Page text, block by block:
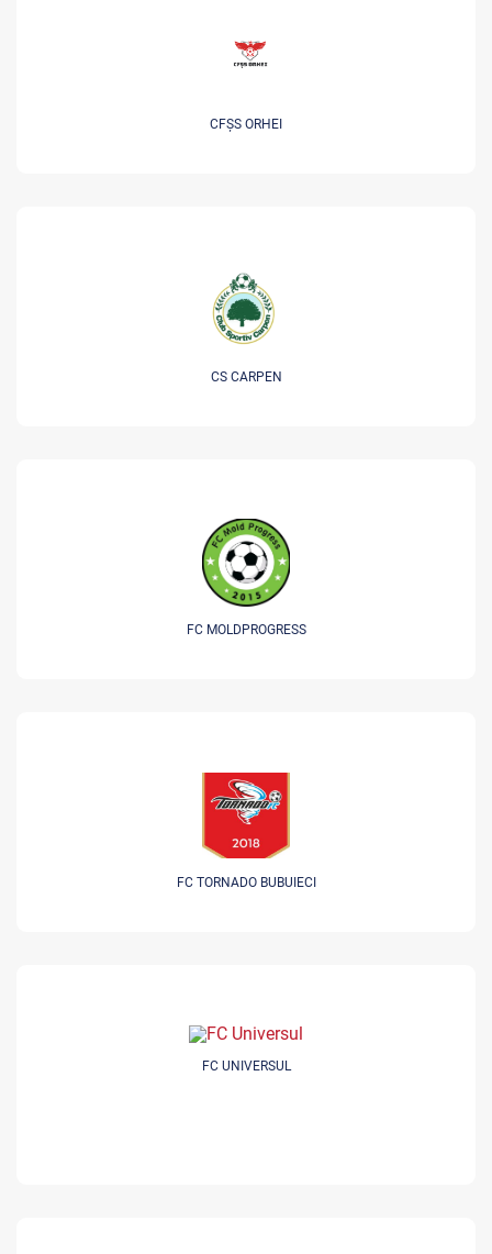
CFȘS ORHEI
CS CARPEN
FC MOLDPROGRESS
FC TORNADO BUBUIECI
FC UNIVERSUL